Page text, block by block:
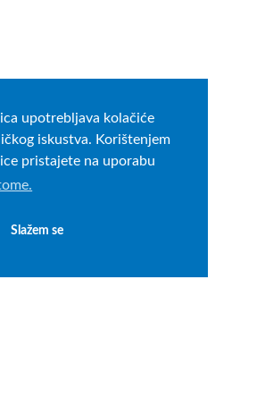
upotrebljava kolačiće
iskustva. Korištenjem
pristajete na uporabu
Slažem se